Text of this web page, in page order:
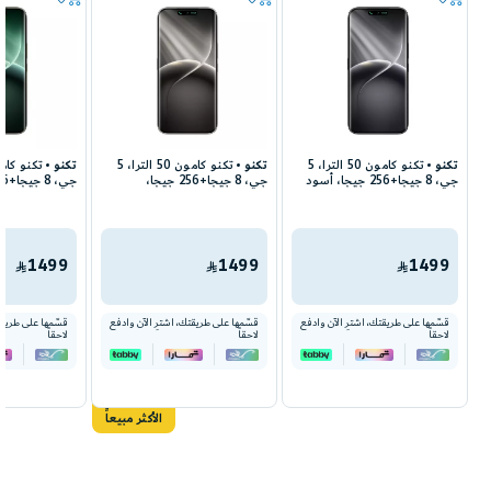
تكنو
تكنو كامون 50 الترا، 5
جي، 8 جيجا+256 جيجا، أسود
1499
قسّمها على طريقتك، اشترِ الآن وادفع
لاحقاً
تكنو
تكنو كامون 50 الترا، 5
جي، 8 جيجا+256 جيجا،
1499
قسّمها على طريقتك، اشترِ الآن وادفع
لاحقاً
الأكثر مبيعاً
تكنو
جي، 8 جيجا+256 جيجا، أخضر
1499
قسّمها على
لاحقاً